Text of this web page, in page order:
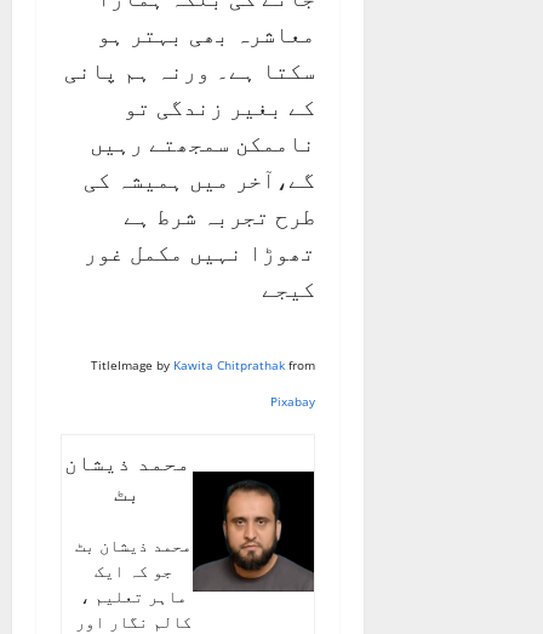
معاشرہ بھی بہتر ہو
سکتا ہے۔ ورنہ ہم پانی
کے بغیر زندگی تو
ناممکن سمجھتے رہیں
گے،آخر میں ہمیشہ کی
طرح تجربہ شرط ہے
تھوڑا نہیں مکمل غور
کیجے
TitleImage by Kawita Chitprathakfrom
Pixabay
محمد ذیشان
بٹ
محمد ذیشان بٹ
جو کہ ایک
ماہر تعلیم ،
کالم نگار اور